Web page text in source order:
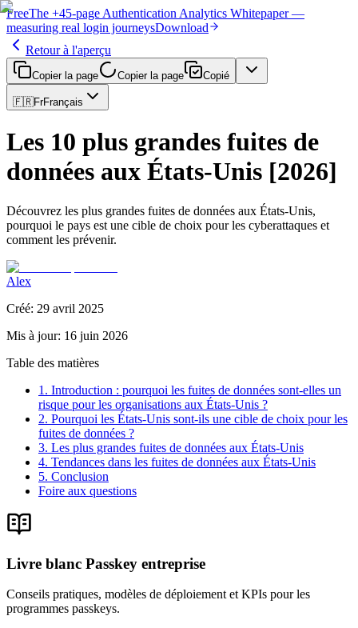
FreeThe +45-page Authentication Analytics Whitepaper —
measuring real login journeysDownload
Retour à l'aperçu
Copier la page Copier la page Copié
🇫🇷FrFrançais
Les 10 plus grandes fuites de
données aux États-Unis [2026]
Découvrez les plus grandes fuites de données aux États-Unis,
pourquoi le pays est une cible de choix pour les cyberattaques et
comment les prévenir.
Alex
Créé: 29 avril 2025
Mis à jour: 16 juin 2026
Table des matières
1. Introduction : pourquoi les fuites de données sont-elles un
risque pour les organisations aux États-Unis ?
2. Pourquoi les États-Unis sont-ils une cible de choix pour les
fuites de données ?
3. Les plus grandes fuites de données aux États-Unis
4. Tendances dans les fuites de données aux États-Unis
5. Conclusion
Foire aux questions
Livre blanc Passkey entreprise
Conseils pratiques, modèles de déploiement et KPIs pour les
programmes passkeys.